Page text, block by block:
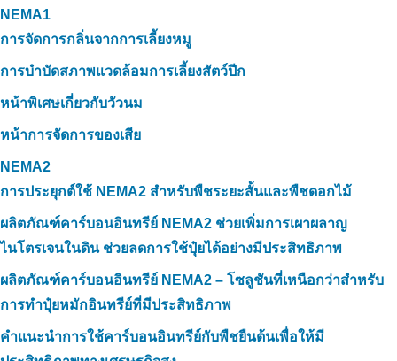
NEMA1
การจัดการกลิ่นจากการเลี้ยงหมู
การบำบัดสภาพแวดล้อมการเลี้ยงสัตว์ปีก
หน้าพิเศษเกี่ยวกับวัวนม
หน้าการจัดการของเสีย
NEMA2
การประยุกต์ใช้ NEMA2 สำหรับพืชระยะสั้นและพืชดอกไม้
ผลิตภัณฑ์คาร์บอนอินทรีย์ NEMA2 ช่วยเพิ่มการเผาผลาญ
ไนโตรเจนในดิน ช่วยลดการใช้ปุ๋ยได้อย่างมีประสิทธิภาพ
ผลิตภัณฑ์คาร์บอนอินทรีย์ NEMA2 – โซลูชันที่เหนือกว่าสำหรับ
การทำปุ๋ยหมักอินทรีย์ที่มีประสิทธิภาพ
คำแนะนำการใช้คาร์บอนอินทรีย์กับพืชยืนต้นเพื่อให้มี